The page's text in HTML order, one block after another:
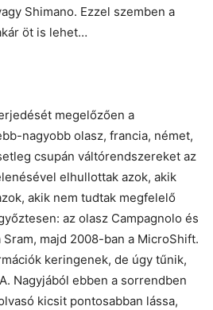
Shimano. Ezzel szemben a
öt is lehet…
megelőzően a
nagyobb olasz, francia, német,
csupán váltórendszereket az
elhullottak azok, akik
akik nem tudtak megfelelő
az olasz Campagnolo és
majd 2008-ban a MicroShift.
keringenek, de úgy tűnik,
Nagyjából ebben a sorrendben
kicsit pontosabban lássa,